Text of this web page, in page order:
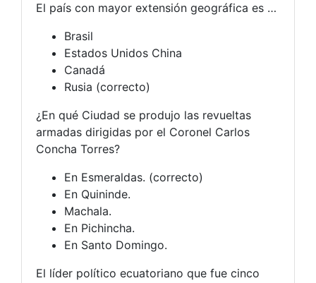
El país con mayor extensión geográfica es …
Brasil
Estados Unidos China
Canadá
Rusia (correcto)
¿En qué Ciudad se produjo las revueltas
armadas dirigidas por el Coronel Carlos
Concha Torres?
En Esmeraldas. (correcto)
En Quininde.
Machala.
En Pichincha.
En Santo Domingo.
El líder político ecuatoriano que fue cinco